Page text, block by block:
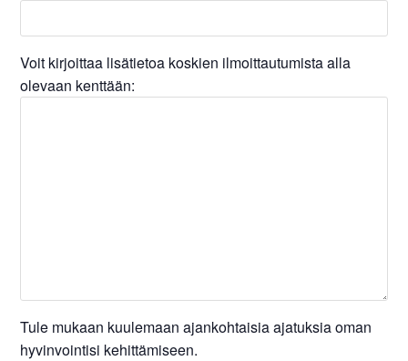
Voit kirjoittaa lisätietoa koskien ilmoittautumista alla
olevaan kenttään:
Tule mukaan kuulemaan ajankohtaisia ajatuksia oman
hyvinvointisi kehittämiseen.